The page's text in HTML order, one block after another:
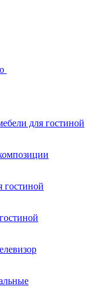
для гостиной
гостиной